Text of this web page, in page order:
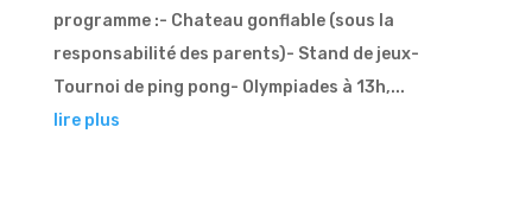
programme :- Chateau gonflable (sous la
responsabilité des parents)- Stand de jeux-
Tournoi de ping pong- Olympiades à 13h,...
lire plus